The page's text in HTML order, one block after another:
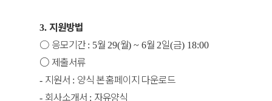
3. 지원방법
○ 응모기간: 5월 29(월) ~ 6월2일(금) 18:00
○ 제출서류
- 지원서 : 양식 본 홈페이지 다운로드
- 회사소개서 : 자유양식